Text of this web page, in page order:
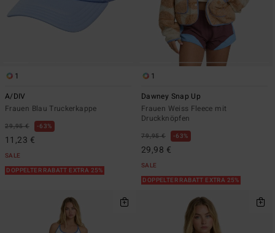
1
A/DIV
Frauen Blau Truckerkappe
29,95 € 63%
11,23 €
SALE
DOPPELTER RABATT EXTRA 25%
1
Dawney Snap Up
Frauen Weiss Fleece mit
Druckknöpfen
79,95 € 63%
29,98 €
SALE
DOPPELTER RABATT EXTRA 25%